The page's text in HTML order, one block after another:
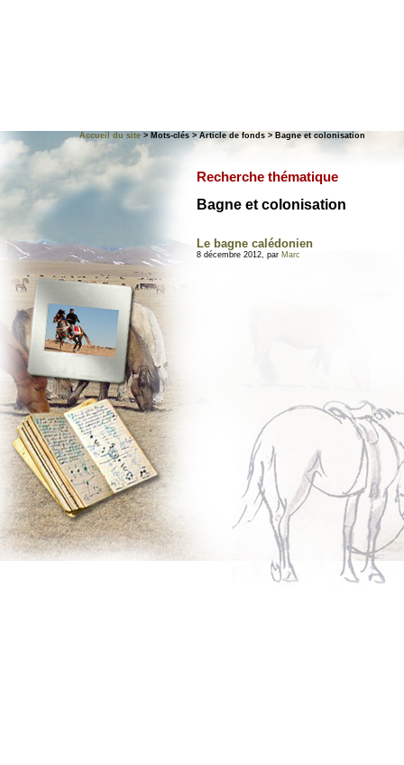
Accueil du site > Mots-clés > Article de fonds > Bagne et colonisation
Recherche thématique
Bagne et colonisation
Le bagne calédonien
8 décembre 2012, par Marc